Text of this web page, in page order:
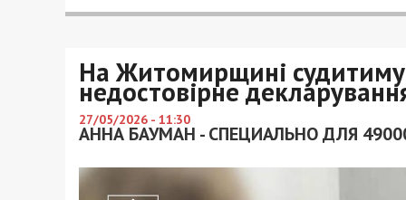
На Житомирщині
недостовірне
27/05/2026 - 11:30
АННА БАУМАН - СПЕЦИАЛЬНО ДЛЯ